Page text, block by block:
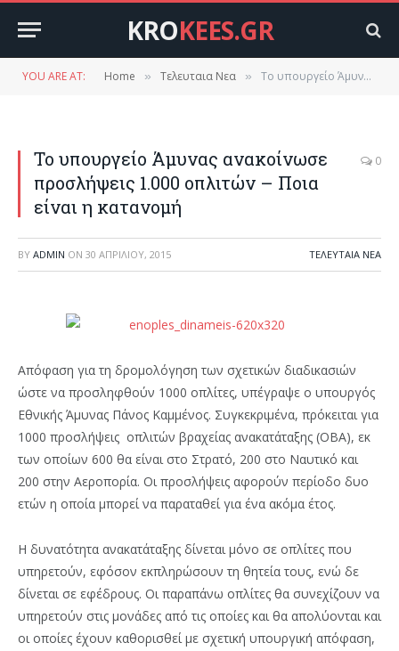
KROKEES.GR
YOU ARE AT: Home » Τελευταια Νεα » Το υπουργείο Άμυνας ανακοίνωσε προσλήψεις 1.000 οπλιτών – Ποια είναι η κατανομή
Το υπουργείο Άμυνας ανακοίνωσε
προσλήψεις 1.000 οπλιτών – Ποια
είναι η κατανομή
0
BY ADMIN ON 30 ΑΠΡΙΛΊΟΥ, 2015 ΤΕΛΕΥΤΑΙΑ ΝΕΑ
Απόφαση για τη δρομολόγηση των σχετικών διαδικασιών
ώστε να προσληφθούν 1000 οπλίτες, υπέγραψε ο υπουργός
Εθνικής Άμυνας Πάνος Καμμένος. Συγκεκριμένα, πρόκειται για
1000 προσλήψεις οπλιτών βραχείας ανακατάταξης (ΟΒΑ), εκ
των οποίων 600 θα είναι στο Στρατό, 200 στο Ναυτικό και
200 στην Αεροπορία. Οι προσλήψεις αφορούν περίοδο δυο
ετών η οποία μπορεί να παραταθεί για ένα ακόμα έτος.
Η δυνατότητα ανακατάταξης δίνεται μόνο σε οπλίτες που
υπηρετούν, εφόσον εκπληρώσουν τη θητεία τους, ενώ δε
δίνεται σε εφέδρους. Οι παραπάνω οπλίτες θα συνεχίζουν να
υπηρετούν στις μονάδες από τις οποίες και θα απολύονται και
οι οποίες έχουν καθορισθεί με σχετική υπουργική απόφαση,